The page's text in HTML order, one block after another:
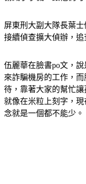
屏東刑大副大隊長葉
接續偵查擴大偵辦，追
伍麗華在臉書po文，
來詐騙機房的工作，
待，靠著大家的幫忙
就像在米粒上刻字，
念就是一個都不能少。